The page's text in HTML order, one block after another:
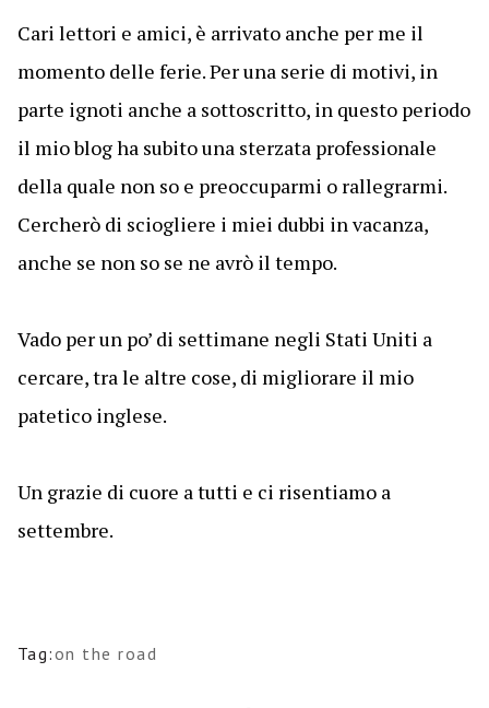
Cari lettori e amici, è arrivato anche per me il
momento delle ferie. Per una serie di motivi, in
parte ignoti anche a sottoscritto, in questo periodo
il mio blog ha subito una sterzata professionale
della quale non so e preoccuparmi o rallegrarmi.
Cercherò di sciogliere i miei dubbi in vacanza,
anche se non so se ne avrò il tempo.
Vado per un po’ di settimane negli Stati Uniti a
cercare, tra le altre cose, di migliorare il mio
patetico inglese.
Un grazie di cuore a tutti e ci risentiamo a
settembre.
Tag:on the road